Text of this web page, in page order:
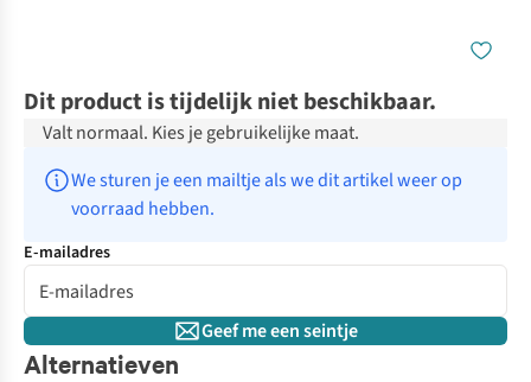
Dit product is tijdelijk niet beschikbaar.
Valt normaal. Kies je gebruikelijke maat.
We sturen je een mailtje als we dit artikel weer op
voorraad hebben.
E-mailadres
Geef me een seintje
Alternatieven